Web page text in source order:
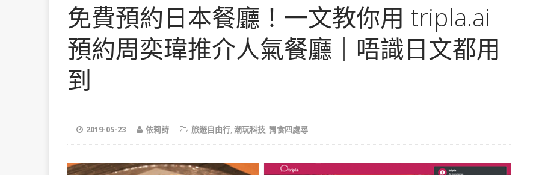
免費預約日本餐廳！一文教你用 tripla.ai
預約周奕瑋推介人氣餐廳｜唔識日文都用
到
2019-05-23 依莉詩 旅遊自由行,潮玩科技, 胃食四處尋